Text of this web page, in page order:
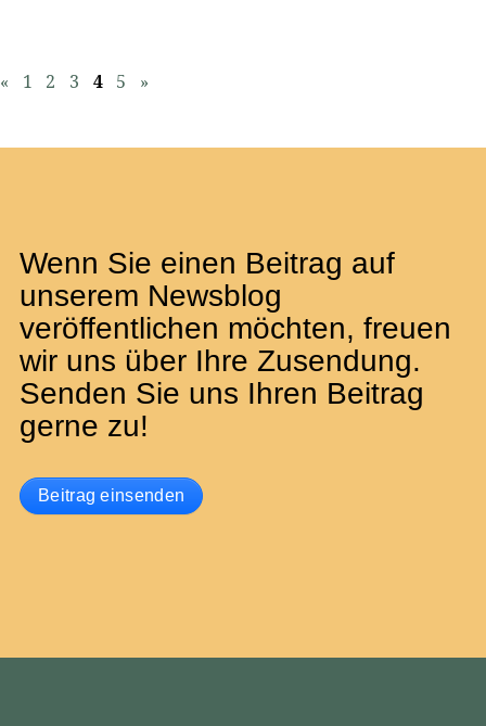
« 1 2 3 4 5 »
Wenn Sie einen Beitrag auf
unserem Newsblog
veröffentlichen möchten, freuen
wir uns über Ihre Zusendung.
Senden Sie uns Ihren Beitrag
gerne zu!
Beitrag einsenden